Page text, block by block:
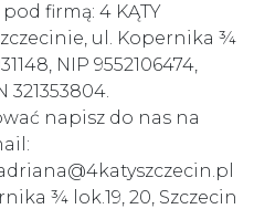
firmą: 4 KĄTY
ul. Kopernika ¾
NIP 9552106474,
321353804.
napisz do nas na
¾ lok.19, 20, Szczecin